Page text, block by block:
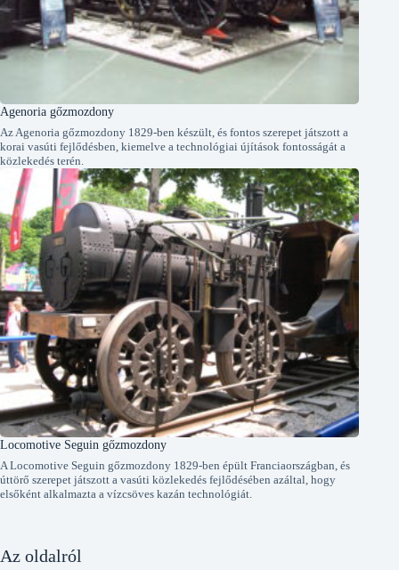
Agenoria gőzmozdony
Az Agenoria gőzmozdony 1829-ben készült, és fontos szerepet játszott a
korai vasúti fejlődésben, kiemelve a technológiai újítások fontosságát a
közlekedés terén.
Locomotive Seguin gőzmozdony
A Locomotive Seguin gőzmozdony 1829-ben épült Franciaországban, és
úttörő szerepet játszott a vasúti közlekedés fejlődésében azáltal, hogy
elsőként alkalmazta a vízcsöves kazán technológiát.
Az oldalról